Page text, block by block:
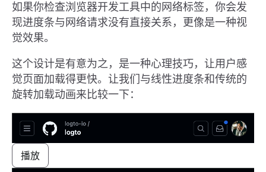
如果你检查浏览器开发工具中的网络标签，你会发
现进度条与网络请求没有直接关系，更像是一种视
觉效果。
这个设计是有意为之，是一种心理技巧，让用户感
觉页面加载得更快。让我们与线性进度条和传统的
旋转加载动画来比较一下：
播放